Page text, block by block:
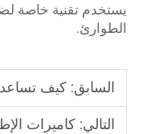
يستخدم تقنية خاصة
الطوارئ.
السابق: كيف تساعد كاميرات الحرارة
التالي: كاميرات الإطفاء